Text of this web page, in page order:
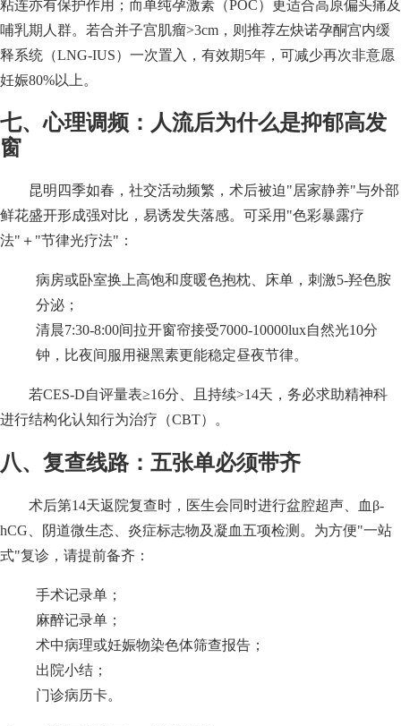
粘连亦有保护作用；而单纯孕激素（POC）更适合高原偏头痛及
哺乳期人群。若合并子宫肌瘤>3cm，则推荐左炔诺孕酮宫内缓
释系统（LNG-IUS）一次置入，有效期5年，可减少再次非意愿
妊娠80%以上。
七、心理调频：人流后为什么是抑郁高发
窗
昆明四季如春，社交活动频繁，术后被迫"居家静养"与外部
鲜花盛开形成强对比，易诱发失落感。可采用"色彩暴露疗
法"＋"节律光疗法"：
病房或卧室换上高饱和度暖色抱枕、床单，刺激5-羟色胺
分泌；
清晨7:30-8:00间拉开窗帘接受7000-10000lux自然光10分
钟，比夜间服用褪黑素更能稳定昼夜节律。
若CES-D自评量表≥16分、且持续>14天，务必求助精神科
进行结构化认知行为治疗（CBT）。
八、复查线路：五张单必须带齐
术后第14天返院复查时，医生会同时进行盆腔超声、血β-
hCG、阴道微生态、炎症标志物及凝血五项检测。为方便"一站
式"复诊，请提前备齐：
手术记录单；
麻醉记录单；
术中病理或妊娠物染色体筛查报告；
出院小结；
门诊病历卡。